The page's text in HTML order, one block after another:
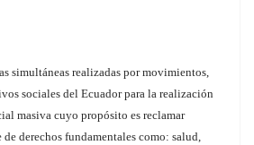
simultáneas realizadas por movimientos,
sociales del Ecuador para la realización
masiva cuyo propósito es reclamar
derechos fundamentales como: salud,